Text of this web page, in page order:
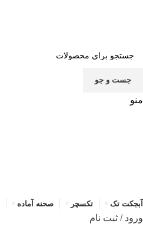
جست و جو
منو
آبجکت تک تکسچر صحنه آماده
ورود / ثبت نام